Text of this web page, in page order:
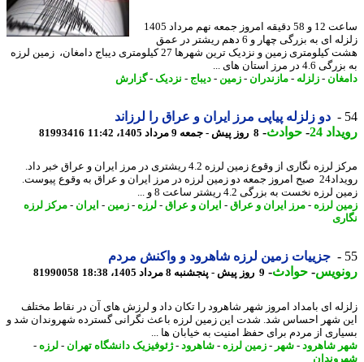
ساعت 12 و 58 دقیقه امروز جمعه نهم مرداد 1405
زلزله ای به بزرگی چهار و 6 دهم ریشتر در عمق
هشت کیلومتری زمین و نزدیک ترین شهرها 27 کیلومتری دیباج دامغان، زمین لرزه
در مرز استان های ...
-زلزله - مازندران- زمین -دیباج-نزدیک -گزارش
دو زلزله پیاپی مرز ایران و عراق را لرزاند
24
-حوادث -8 روز پیش - جمعه 9 مرداد 1405، 11:42 81993416
مرکز لرزه نگاری از وقوع زمین لرزه 4.2 ریشتری در مرز ایران و عراق خبر داد.
رویداد24 صبح امروز جمعه دو زمین لرزه در مرز ایران و عراق به وقوع پیوست.
نخست به بزرگی 4.2 ریشتر ساعت 8 و ...
لرزه - مرز ایران و عراق- ایران و عراق- لرزه - زمین -ایران -
مرکز لرزه
جزییات زمین لرزه شاهرود و واکنش مردم
-حوادث -9 روز پیش - پنجشنبه 8 مرداد 1405، 18:38 81990058
ای بامداد امروز شهر شاهرود را تکان داد و لرزش های آن در نقاط مختلف
شهر احساس شد. شدت این زمین لرزه باعث نگرانی گسترده شهروندان شد و
از مردم برای حفظ امنیت به خیابان ها ...
شاهرود- شهر -زمین لرزه - شاهرود- ژئوفیزیک دانشگاه تهران- لرزه -